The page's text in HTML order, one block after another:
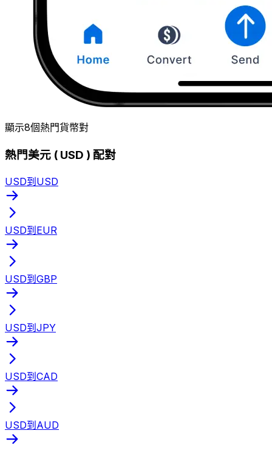
顯示8個熱門貨幣對
熱門美元 ( USD ) 配對
USD到USD
USD到EUR
USD到GBP
USD到JPY
USD到CAD
USD到AUD